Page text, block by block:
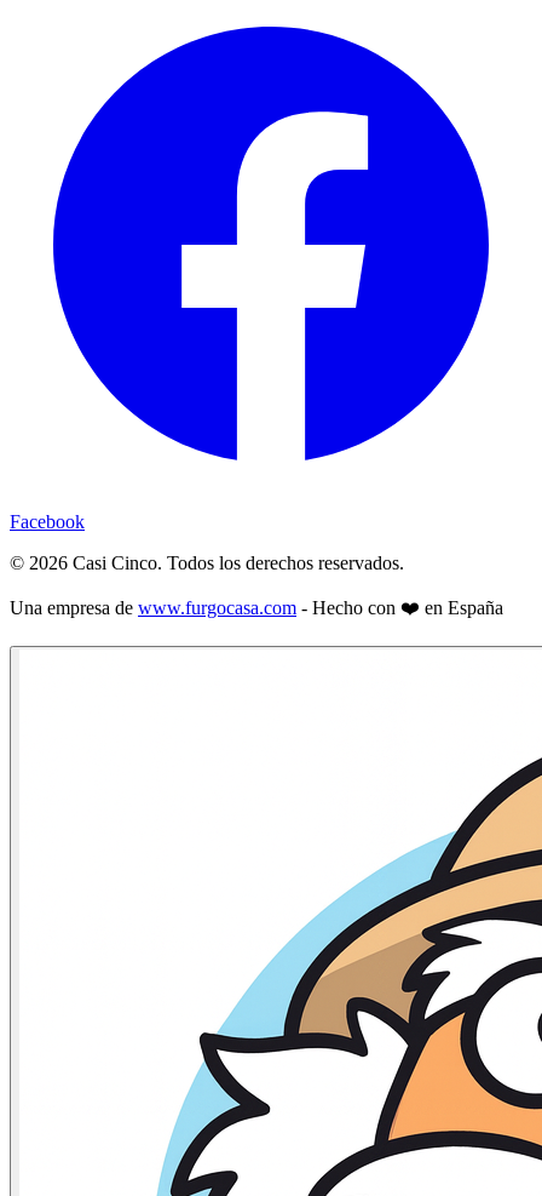
Facebook
© 2026 Casi Cinco. Todos los derechos reservados.
Una empresa de www.furgocasa.com - Hecho con ❤️ en España